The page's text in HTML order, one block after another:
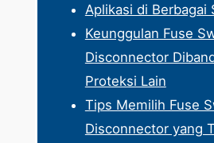
Aplikasi di Berbagai
Keunggulan Fuse
Disconnector
Proteksi Lain
Tips Memilih Fuse
Disconnector yang